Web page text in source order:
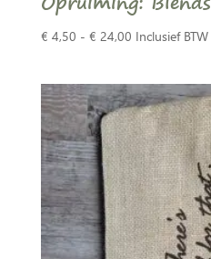
€ 4,50 - € 24,00Prijsklasse:
€ 24,00
Inclusief BTW